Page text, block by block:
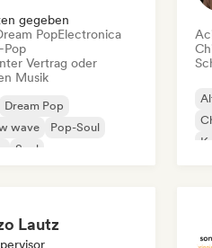
gegeben
PopElectronica
Pop
Vertrag oder
Musik
Dream Pop
wave
Pop-Soul
Soul
Lautz